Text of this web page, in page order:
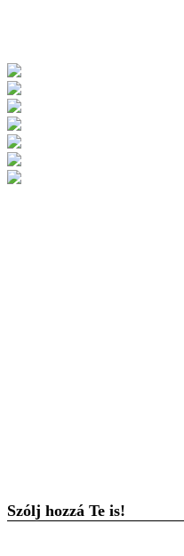
Szólj hozzá Te is!